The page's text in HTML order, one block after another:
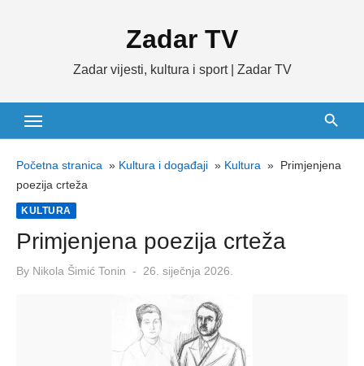
Zadar TV
Zadar vijesti, kultura i sport | Zadar TV
Početna stranica » Kultura i događaji » Kultura » Primjenjena
poezija crteža
KULTURA
Primjenjena poezija crteža
By Nikola Šimić Tonin
Posted
26. siječnja 2026.